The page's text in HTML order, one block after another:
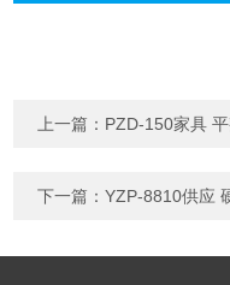
上一篇： PZD-150家具
下一篇：YZP-8810供应